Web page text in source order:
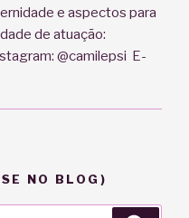
e aspectos para
de atuação:
@camilepsi E-
NO BLOG)